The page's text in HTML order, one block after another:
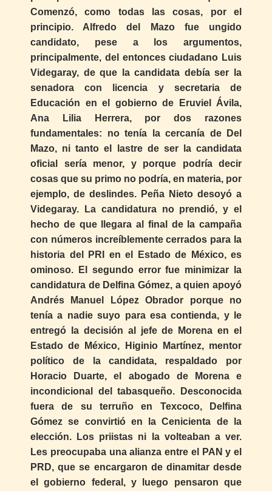
Comenzó, como todas las cosas, por el
principio. Alfredo del Mazo fue ungido
candidato, pese a los argumentos,
principalmente, del entonces ciudadano Luis
Videgaray, de que la candidata debía ser la
senadora con licencia y secretaria de
Educación en el gobierno de Eruviel Ávila,
Ana Lilia Herrera, por dos razones
fundamentales: no tenía la cercanía de Del
Mazo, ni tanto el lastre de ser la candidata
oficial sería menor, y porque podría decir
cosas que su primo no podría, en materia, por
ejemplo, de deslindes. Peña Nieto desoyó a
Videgaray. La candidatura no prendió, y el
hecho de que llegara al final de la campaña
con números increíblemente cerrados para la
historia del PRI en el Estado de México, es
ominoso. El segundo error fue minimizar la
candidatura de Delfina Gómez, a quien apoyó
Andrés Manuel López Obrador porque no
tenía a nadie suyo para esa contienda, y le
entregó la decisión al jefe de Morena en el
Estado de México, Higinio Martínez, mentor
político de la candidata, respaldado por
Horacio Duarte, el abogado de Morena e
incondicional del tabasqueño. Desconocida
fuera de su terruño en Texcoco, Delfina
Gómez se convirtió en la Cenicienta de la
elección. Los priistas ni la volteaban a ver.
Les preocupaba una alianza entre el PAN y el
PRD, que se encargaron de dinamitar desde
el gobierno federal, y luego pensaron que